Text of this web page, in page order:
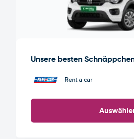
Unsere besten
Rent a car